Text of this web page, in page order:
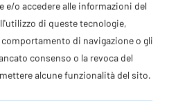
e/o accedere alle informazioni del
di queste tecnologie,
di navigazione o gli
consenso o la revoca del
alcune funzionalità del sito.